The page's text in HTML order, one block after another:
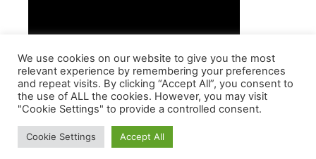
© 2026 Allergie Vrij Leven - Allergie behandeling
Amsterdam • Gebouwd met
We use cookies on our website to give you the most
relevant experience by remembering your preferences
and repeat visits. By clicking “Accept All”, you consent to
the use of ALL the cookies. However, you may visit
"Cookie Settings" to provide a controlled consent.
Cookie Settings Accept All